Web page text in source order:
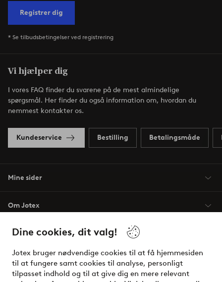
Dine cookies, dit valg!
Jotex bruger nødvendige cookies til at få hjemmesiden
til at fungere samt cookies til analyse, personligt
tilpasset indhold og til at give dig en mere relevant
Registrer dig
* Se tilbudsbetingelser ved registrering
Vi hjælper dig
I vores FAQ finder du svarene på de mest almindelige
spørgsmål. Her finder du også information om, hvordan du
nemmest kontakter os.
Kundeservice Bestilling Betalingsmåde
Mine sider
Om Jotex
Vilkår
Venner